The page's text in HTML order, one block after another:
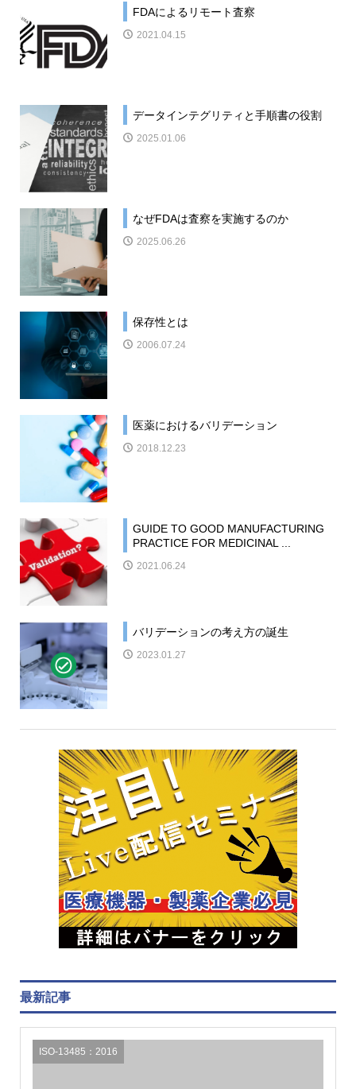
FDAによるリモート査察
2021.04.15
データインテグリティと手順書の役割
2025.01.06
なぜFDAは査察を実施するのか
2025.06.26
保存性とは
2006.07.24
医薬におけるバリデーション
2018.12.23
GUIDE TO GOOD MANUFACTURING
PRACTICE FOR MEDICINAL ...
2021.06.24
バリデーションの考え方の誕生
2023.01.27
最新記事
ISO-13485：2016